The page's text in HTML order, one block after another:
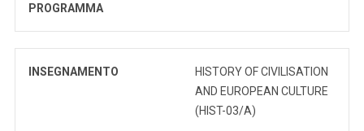
PROGRAMMA
INSEGNAMENTO
HISTORY OF CIVILISATION
AND EUROPEAN CULTURE
(HIST-03/A)